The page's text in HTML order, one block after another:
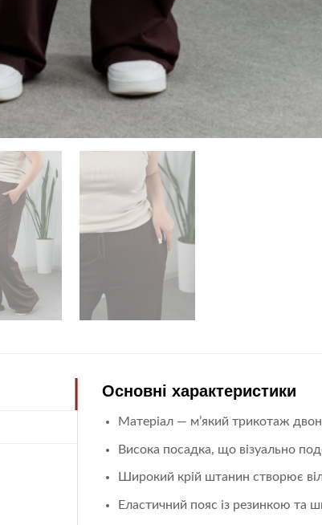
Основні характеристики
Матеріал — м’який трикотаж
Висока посадка, що візуально
Широкий крій штанин створює
Еластичний пояс із резинкою та